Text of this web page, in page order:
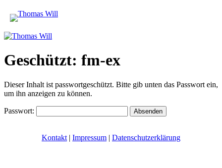
Geschützt: fm-ex
Dieser Inhalt ist passwortgeschützt. Bitte gib unten das Passwort ein,
um ihn anzeigen zu können.
Passwort:
Kontakt | Impressum | Datenschutzerklärung